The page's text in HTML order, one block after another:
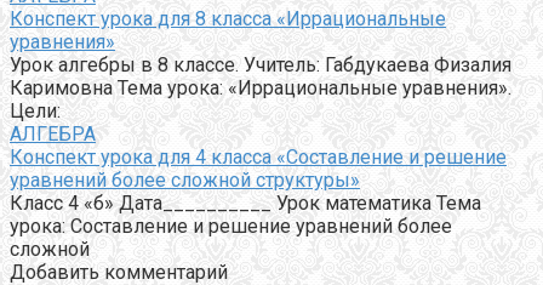
Конспект урока для 8 класса «Иррациональные
уравнения»
Урок алгебры в 8 классе. Учитель: Габдукаева Физалия
Каримовна Тема урока: «Иррациональные уравнения».
Цели:
АЛГЕБРА
Конспект урока для 4 класса «Составление и решение
уравнений более сложной структуры»
Класс 4 «б» Дата__________ Урок математика Тема
урока: Составление и решение уравнений более
сложной
Добавить комментарий